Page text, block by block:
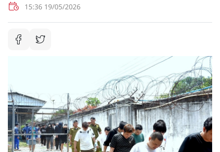
15:36 19/05/2026